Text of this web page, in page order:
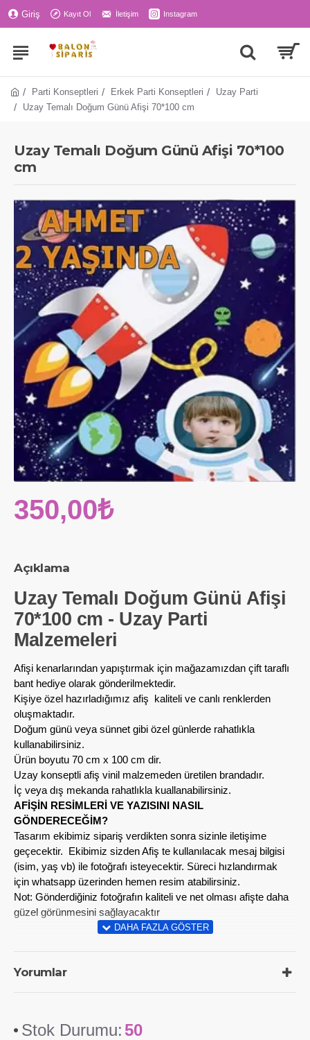
Giriş Kayıt Ol İletişim Instagram
Parti Konseptleri Erkek Parti Konseptleri
Uzay Parti
Uzay Temalı Doğum Günü Afişi 70*100 cm
Uzay Temalı Doğum Günü Afişi 70*100
cm
Açıklama
Uzay Temalı Doğum Günü Afişi
70*100 cm - Uzay Parti
Malzemeleri
Afişi kenarlarından yapıştırmak için mağazamızdan çift taraflı
bant hediye olarak gönderilmektedir.
Kişiye özel hazırladığımız afiş kaliteli ve canlı renklerden
oluşmaktadır.
Doğum günü veya sünnet gibi özel günlerde rahatlıkla
kullanabilirsiniz.
Ürün boyutu 70 cm x 100 cm dir.
Uzay konseptli afiş vinil malzemeden üretilen brandadır.
İç veya dış mekanda rahatlıkla kuallanabilirsiniz.
AFİŞİN RESİMLERİ VE YAZISINI NASIL
GÖNDERECEĞİM?
Tasarım ekibimiz sipariş verdikten sonra sizinle iletişime
geçecektir. Ekibimiz sizden Afiş te kullanılacak mesaj bilgisi
(isim, yaş vb) ile fotoğrafı isteyecektir. Süreci hızlandırmak
için whatsapp üzerinden hemen resim atabilirsiniz.
Not: Gönderdiğiniz fotoğrafın kaliteli ve net olması afişte daha
güzel görünmesini sağlayacaktır
Yorumlar
Stok Durumu: 50
350,00₺